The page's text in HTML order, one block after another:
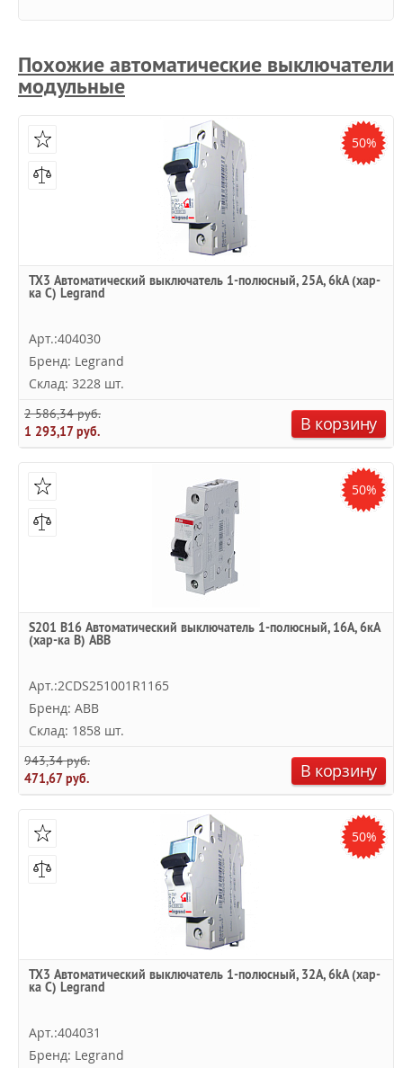
Похожие автоматические выключатели
модульные
50%
TX3 Автоматический выключатель 1-полюсный, 25А, 6kА (хар-
ка C) Legrand
Арт.:404030
Бренд: Legrand
Склад: 3228 шт.
2 586,34 руб.
1 293,17 руб.
В корзину
50%
S201 B16 Автоматический выключатель 1-полюсный, 16А, 6кА
(хар-ка B) ABB
Арт.:2CDS251001R1165
Бренд: ABB
Склад: 1858 шт.
943,34 руб.
471,67 руб.
В корзину
50%
TX3 Автоматический выключатель 1-полюсный, 32А, 6kА (хар-
ка C) Legrand
Арт.:404031
Бренд: Legrand